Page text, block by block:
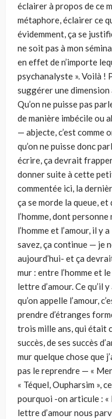
éclairer à propos de ce
métaphore, éclairer ce
évidemment, ça se
ne soit pas à mon
en effet de n’importe
psychanalyste ». Voilà !
suggérer une dimension
Qu’on ne puisse pas
de manière imbécile ou
— abjecte, c’est comme
qu’on ne puisse donc
écrire, ça devrait
donner suite à cette
commentée ici, la
ça se morde la queue, et
l’homme, dont personne
l’homme et l’amour, il y
savez, ça continue — je
aujourd’hui- et ça
mur : entre l’homme et
lettre d’amour. Ce qu’il
qu’on appelle l’amour,
prendre d’étranges
trois mille ans, qui était
succès, de ses succès
mur quelque chose que
pas le reprendre — «
« Téquel, Oupharsim »,
pourquoi -on articule : «
lettre d’amour nous